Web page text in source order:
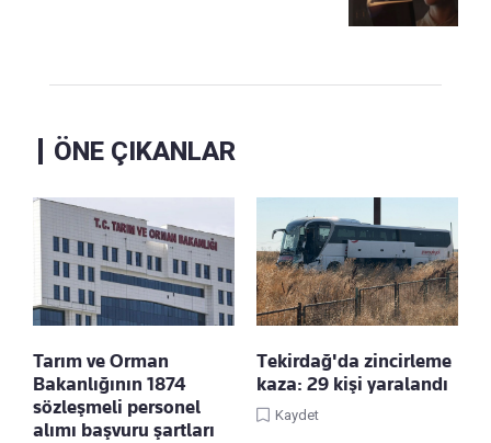
ÖNE ÇIKANLAR
Tarım ve Orman
Bakanlığının 1874
sözleşmeli personel
alımı başvuru şartları
Tekirdağ'da zincirleme
kaza: 29 kişi yaralandı
Kaydet